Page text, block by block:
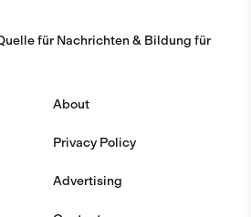
für Nachrichten & Bildung für
About
Privacy Policy
Advertising